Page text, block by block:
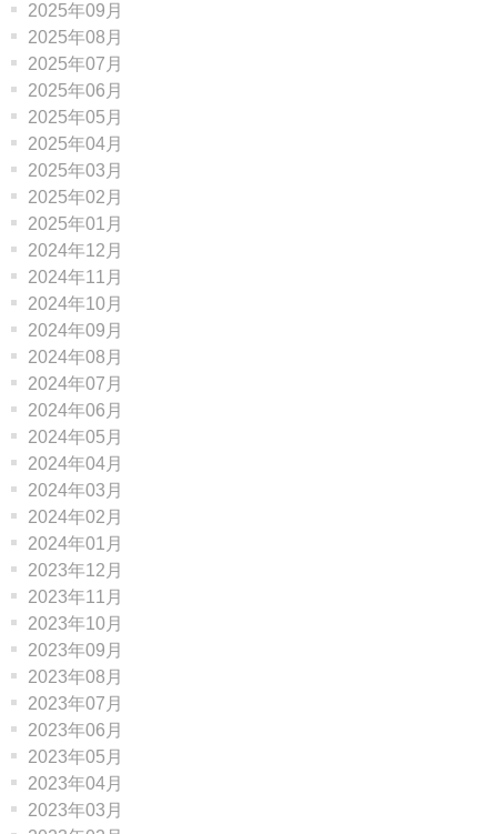
2025年09月
2025年08月
2025年07月
2025年06月
2025年05月
2025年04月
2025年03月
2025年02月
2025年01月
2024年12月
2024年11月
2024年10月
2024年09月
2024年08月
2024年07月
2024年06月
2024年05月
2024年04月
2024年03月
2024年02月
2024年01月
2023年12月
2023年11月
2023年10月
2023年09月
2023年08月
2023年07月
2023年06月
2023年05月
2023年04月
2023年03月